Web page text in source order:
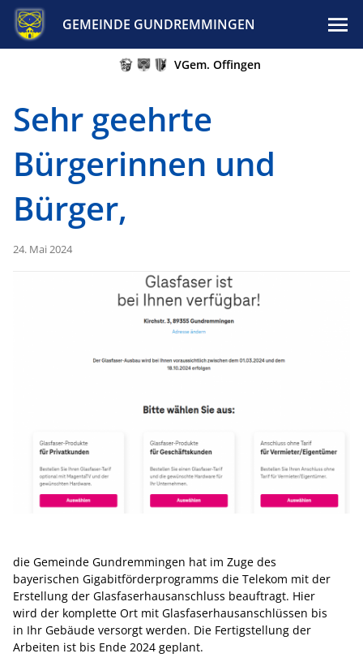
GEMEINDE GUNDREMMINGEN
VGem. Offingen
Sehr geehrte
Bürgerinnen und
Bürger,
24. Mai 2024
die Gemeinde Gundremmingen hat im Zuge des
bayerischen Gigabitförderprogramms die Telekom mit der
Erstellung der Glasfaserhausanschluss beauftragt. Hier
wird der komplette Ort mit Glasfaserhausanschlüssen bis
in Ihr Gebäude versorgt werden. Die Fertigstellung der
Arbeiten ist bis Ende 2024 geplant.